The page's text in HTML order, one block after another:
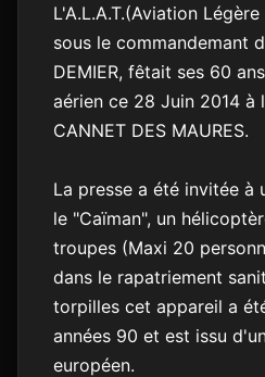
L'A.L.A.T.(Aviation
sous le commandemant
DEMIER, fêtait ses 60
aérien ce 28 Juin 2014 à
CANNET DES MAURES.
La presse a été invitée à
le "Caïman", un
troupes (Maxi 20
dans le rapatriement
torpilles cet appareil a
années 90 et est issu
européen.